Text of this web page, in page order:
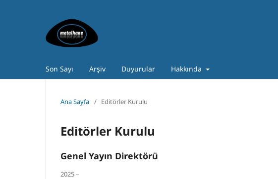
Son Sayı Arşiv Duyurular Hakkında
Ana Sayfa / Editörler Kurulu
Editörler Kurulu
Genel Yayın Direktörü
2025 –